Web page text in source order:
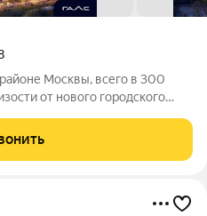
Москвы, всего в 300
от нового городского
квартира площадью